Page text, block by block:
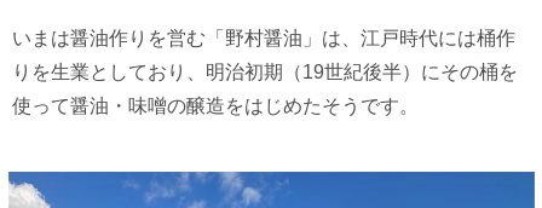
いまは醤油作りを営む「野村醤油」は、江戸時代には桶作
りを生業としており、明治初期（19世紀後半）にその桶を
使って醤油・味噌の醸造をはじめたそうです。